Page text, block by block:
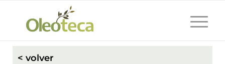
< volver